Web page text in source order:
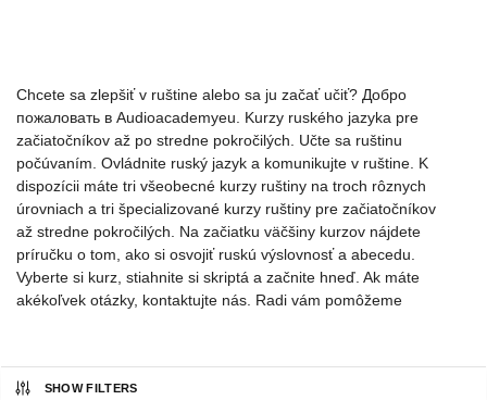
Chcete sa zlepšiť v ruštine alebo sa ju začať učiť? Добро
пожаловать в Audioacademyeu. Kurzy ruského jazyka pre
začiatočníkov až po stredne pokročilých. Učte sa ruštinu
počúvaním. Ovládnite ruský jazyk a komunikujte v ruštine. K
dispozícii máte tri všeobecné kurzy ruštiny na troch rôznych
úrovniach a tri špecializované kurzy ruštiny pre začiatočníkov
až stredne pokročilých. Na začiatku väčšiny kurzov nájdete
príručku o tom, ako si osvojiť ruskú výslovnosť a abecedu.
Vyberte si kurz, stiahnite si skriptá a začnite hneď. Ak máte
akékoľvek otázky, kontaktujte nás. Radi vám pomôžeme
SHOW FILTERS